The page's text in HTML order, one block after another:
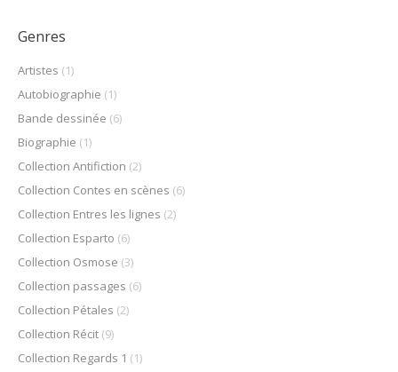
Genres
Artistes (1)
Autobiographie (1)
Bande dessinée (6)
Biographie (1)
Collection Antifiction (2)
Collection Contes en scènes (6)
Collection Entres les lignes (2)
Collection Esparto (6)
Collection Osmose (3)
Collection passages (6)
Collection Pétales (2)
Collection Récit (9)
Collection Regards 1 (1)